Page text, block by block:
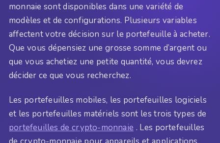
monnaie sont disponibles dans une variété de
modèles et de configurations. Plusieurs variables
affectent votre décision sur le portefeuille à acheter.
Que vous dépensiez une grosse somme d’argent ou
que vous achetiez une petite quantité, vous devrez
décider ce que vous recherchez.
Les portefeuilles mobiles, les portefeuilles logiciels
et les portefeuilles matériels sont les trois types de
portefeuilles de crypto-monnaie . Les portefeuilles